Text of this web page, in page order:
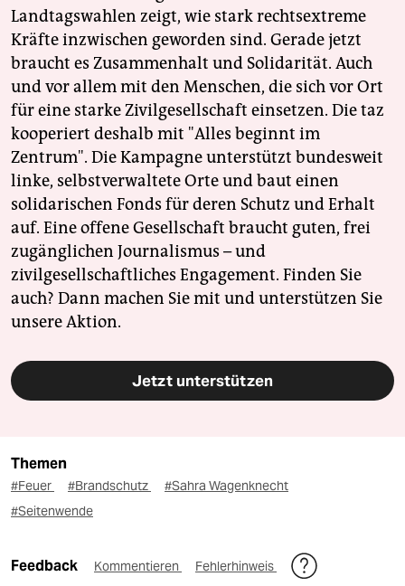
Landtagswahlen zeigt, wie stark rechtsextreme
Kräfte inzwischen geworden sind. Gerade jetzt
braucht es Zusammenhalt und Solidarität. Auch
und vor allem mit den Menschen, die sich vor Ort
für eine starke Zivilgesellschaft einsetzen. Die taz
kooperiert deshalb mit "Alles beginnt im
Zentrum". Die Kampagne unterstützt bundesweit
linke, selbstverwaltete Orte und baut einen
solidarischen Fonds für deren Schutz und Erhalt
auf. Eine offene Gesellschaft braucht guten, frei
zugänglichen Journalismus – und
zivilgesellschaftliches Engagement. Finden Sie
auch? Dann machen Sie mit und unterstützen Sie
unsere Aktion.
Jetzt unterstützen
Themen
#Feuer #Brandschutz
#Sahra Wagenknecht
#Seitenwende
Feedback Kommentieren Fehlerhinweis